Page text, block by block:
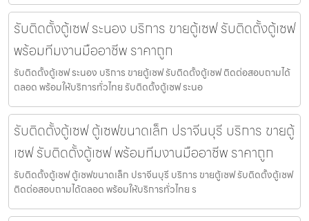
รับติดตั้งตู้เซฟ ระนอง บริการ ขายตู้เซฟ รับติดตั้งตู้เซฟ
พร้อมทีมงานมืออาชีพ ราคาถูก
รับติดตั้งตู้เซฟ ระนอง บริการ ขายตู้เซฟ รับติดตั้งตู้เซฟ ติดต่อสอบถามได้
ตลอด พร้อมให้บริการทั่วไทย รับติดตั้งตู้เซฟ ระนอ
รับติดตั้งตู้เซฟ ตู้เซฟขนาดเล็ก ปราจีนบุรี บริการ ขายตู้
เซฟ รับติดตั้งตู้เซฟ พร้อมทีมงานมืออาชีพ ราคาถูก
รับติดตั้งตู้เซฟ ตู้เซฟขนาดเล็ก ปราจีนบุรี บริการ ขายตู้เซฟ รับติดตั้งตู้เซฟ
ติดต่อสอบถามได้ตลอด พร้อมให้บริการทั่วไทย ร